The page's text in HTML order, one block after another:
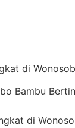
Bambu
di